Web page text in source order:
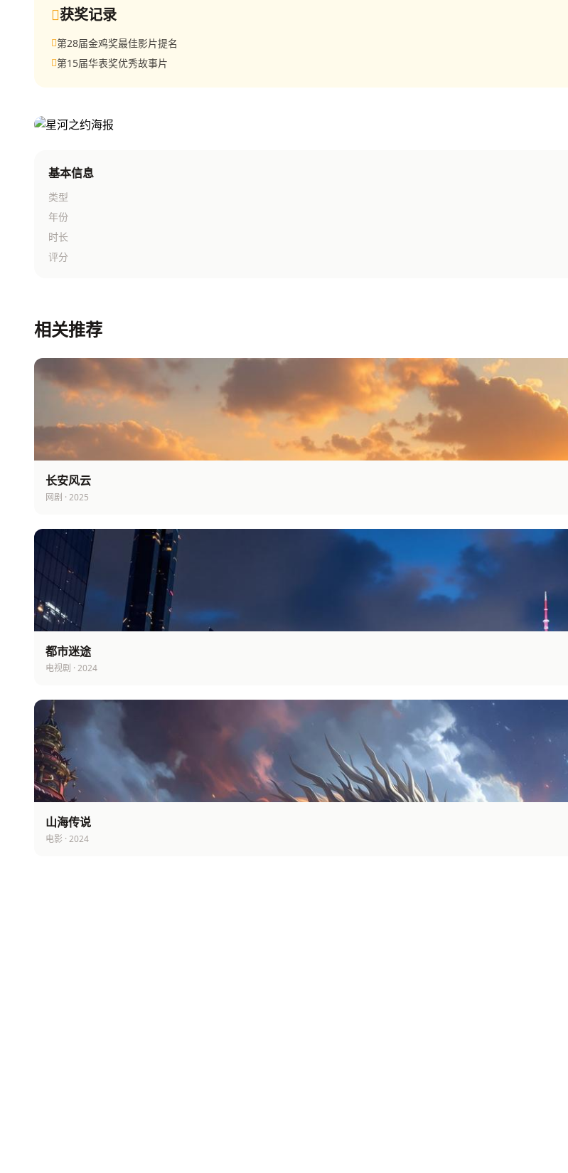
获奖记录
第28届金鸡奖最佳影片提名
第15届华表奖优秀故事片
基本信息
类型
年份
时长
评分
相关推荐
长安风云
网剧 · 2025
都市迷途
电视剧 · 2024
山海传说
电影 · 2024